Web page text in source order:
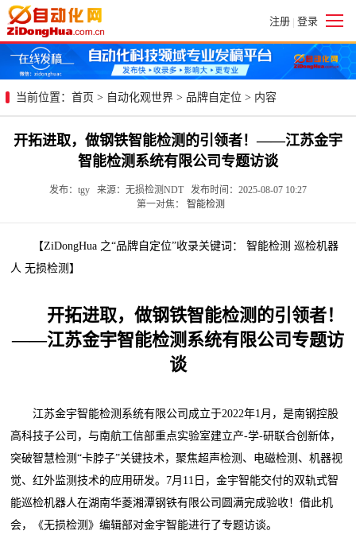
注册 | 登录
当前位置： 首页 > 自动化观世界 > 品牌自定位 > 内容
开拓进取，做钢铁智能检测的引领者！——江苏金宇
智能检测系统有限公司专题访谈
发布：tgy 来源：无损检测NDT 发布时间：2025-08-07 10:27
第一对焦： 智能检测
【ZiDongHua 之“品牌自定位”收录关键词： 智能检测 巡检机器
人 无损检测】
开拓进取，做钢铁智能检测的引领者！
——江苏金宇智能检测系统有限公司专题访
谈
江苏金宇智能检测系统有限公司成立于2022年1月，是南钢控股
高科技子公司，与南航工信部重点实验室建立产-学-研联合创新体，
突破智慧检测“卡脖子”关键技术，聚焦超声检测、电磁检测、机器视
觉、红外监测技术的应用研发。7月11日，金宇智能交付的双轨式智
能巡检机器人在湖南华菱湘潭钢铁有限公司圆满完成验收！借此机
会，《无损检测》编辑部对金宇智能进行了专题访谈。